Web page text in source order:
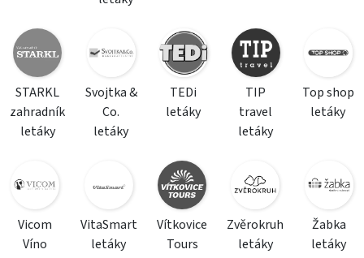
STARKL
zahradník
letáky
Svojtka &
Co.
letáky
TEDi
letáky
TIP
travel
letáky
Top shop
letáky
Vicom
Víno
VitaSmart
letáky
Vítkovice
Tours
Zvěrokruh
letáky
Žabka
letáky